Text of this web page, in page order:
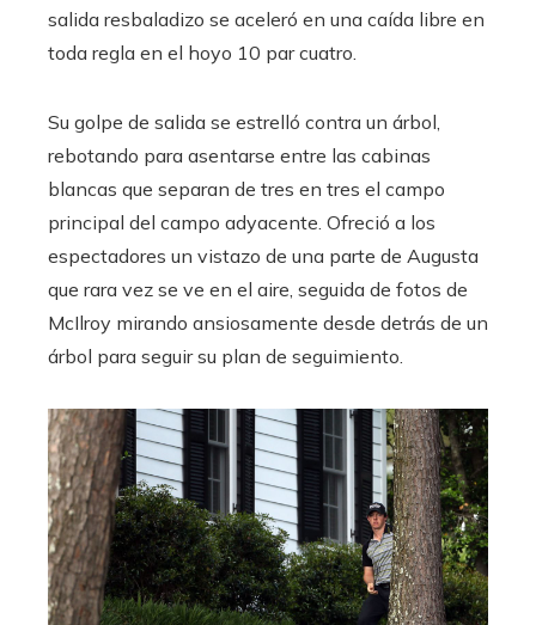
salida resbaladizo se aceleró en una caída libre en
toda regla en el hoyo 10 par cuatro.
Su golpe de salida se estrelló contra un árbol,
rebotando para asentarse entre las cabinas
blancas que separan de tres en tres el campo
principal del campo adyacente. Ofreció a los
espectadores un vistazo de una parte de Augusta
que rara vez se ve en el aire, seguida de fotos de
McIlroy mirando ansiosamente desde detrás de un
árbol para seguir su plan de seguimiento.